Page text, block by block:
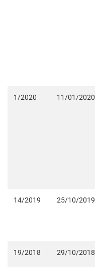
1/2020 11/01/2020
14/2019 25/10/2019
19/2018 29/10/2018